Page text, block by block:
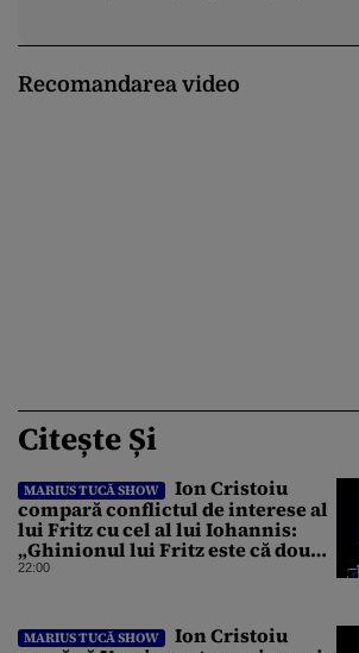
Recomandarea video
Citește Și
MARIUS TUCĂ SHOW
Ion Cristoiu
compară conflictul de interese al
lui Fritz cu cel al lui Iohannis:
„Ghinionul lui Fritz este că două
instanțe l-au declarat
22:00
MARIUS TUCĂ SHOW
Ion Cristoiu